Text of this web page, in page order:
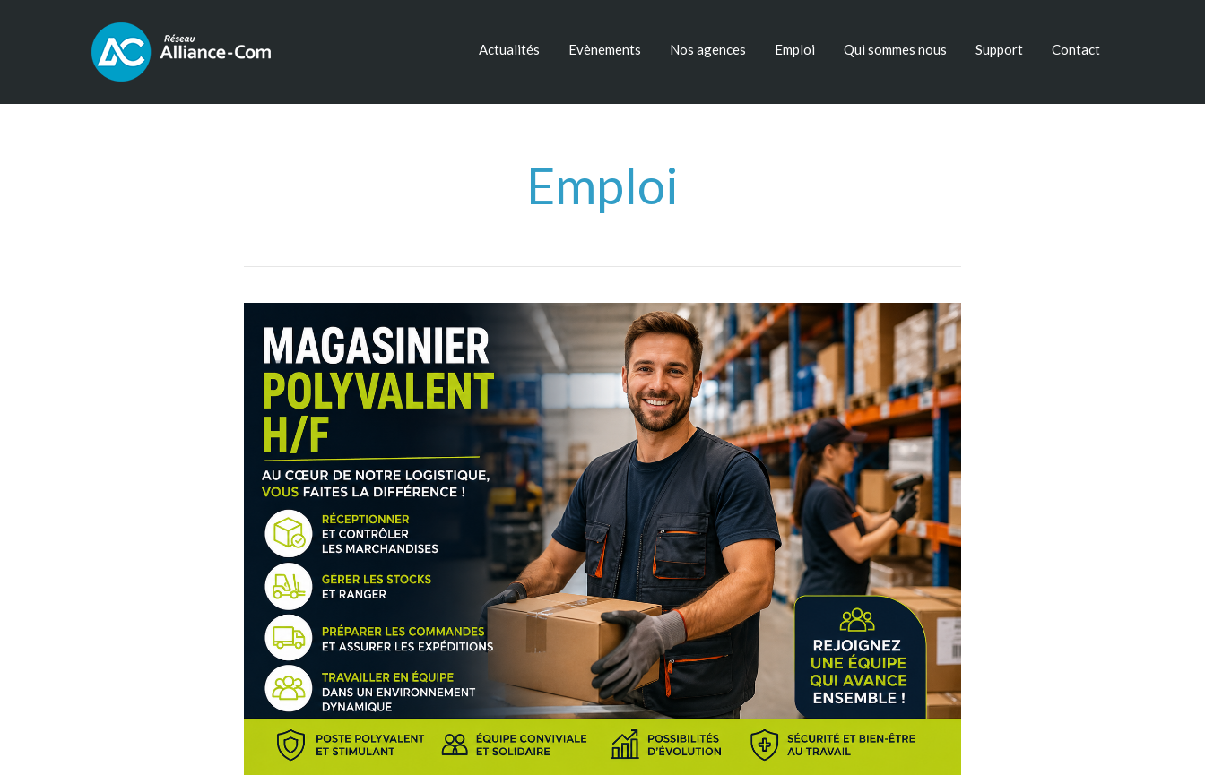
Actualités Evènements Nos agences Emploi Qui sommes nous Support Contact
Emploi